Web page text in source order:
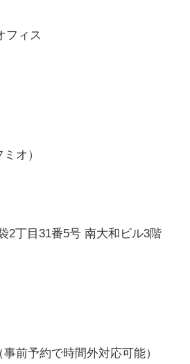
フィス
オ）
2丁目31番5号 南大和ビル3階
前予約で時間外対応可能）